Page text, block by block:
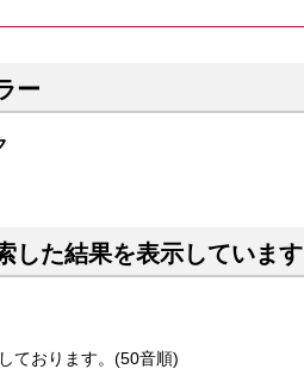
ー
した結果を表示しています
ております。(50音順)